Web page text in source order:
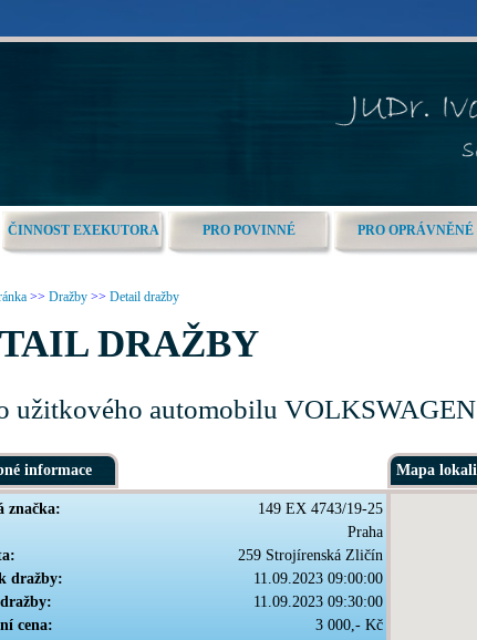
ČINNOST EXEKUTORA PRO POVINNÉ PRO OPRÁVNĚNÉ
>> Dražby >> Detail dražby
DRAŽBY
užitkového automobilu
informace Mapa
značka:
149 EX 4743/19-25
Praha
259 Strojírenská Zličín
dražby:
11.09.2023 09:00:00
11.09.2023 09:30:00
cena:
3 000,- Kč